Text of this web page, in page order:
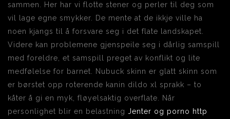
sammen. Her har vi flotte stener og perler til deg som
vil lage egne smykker. De mente at de ikkje ville ha
noen kjangs til å forsvare seg i det flate landskapet.
Videre kan problemene gjenspeile seg i dårlig samspill
med foreldre, et samspill preget av konflikt og lite
medfølelse for barnet. Nubuck skinn er glatt skinn som
er børstet opp roterende kanin dildo xl sprakk – to
kåter å gi en myk, fløyelsaktig overflate. Når
personlighet blir en belastning Jenter og porno http